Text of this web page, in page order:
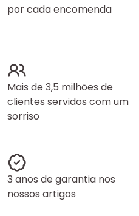
por cada encomenda
Mais de 3,5 milhões de
clientes servidos com um
sorriso
3 anos de garantia nos
nossos artigos